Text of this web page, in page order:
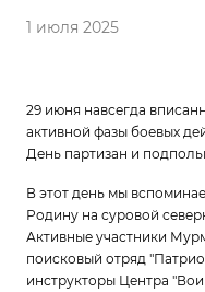
1 июля 2025
29 июня навсегда
активной фазы боевых
День партизан и
В этот день мы
Родину на суровой
Активные участники
поисковый отряд
инструкторы Центра